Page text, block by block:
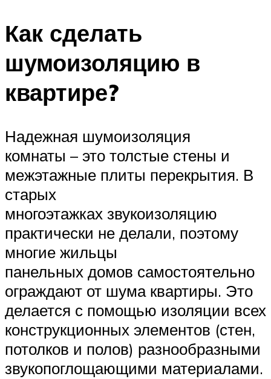
Как сделать
шумоизоляцию в
квартире?
Надежная шумоизоляция
комнаты – это толстые стены и
межэтажные плиты перекрытия. В
старых
многоэтажках звукоизоляцию
практически не делали, поэтому
многие жильцы
панельных домов самостоятельно
ограждают от шума квартиры. Это
делается с помощью изоляции всех
конструкционных элементов (стен,
потолков и полов) разнообразными
звукопоглощающими материалами.